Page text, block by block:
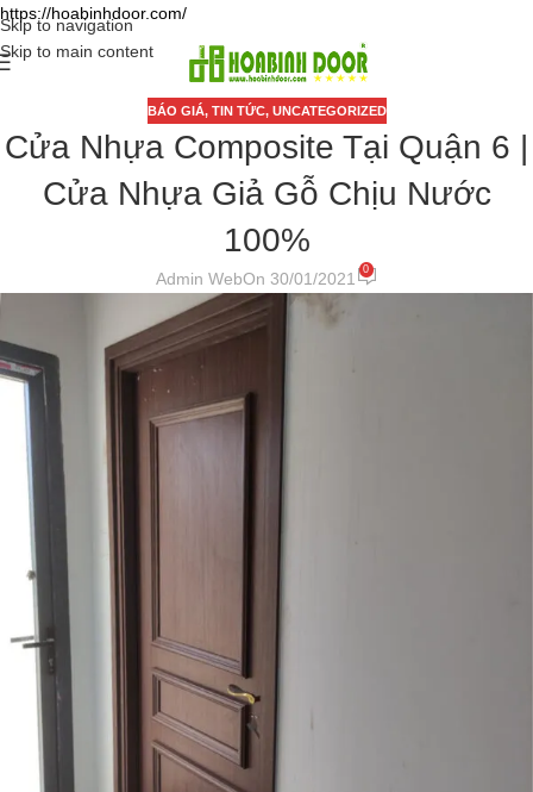
https://hoabinhdoor.com/
Skip to navigation
Skip to main content
BÁO GIÁ, TIN TỨC, UNCATEGORIZED
Cửa Nhựa Composite Tại Quận 6 |
Cửa Nhựa Giả Gỗ Chịu Nước
100%
Admin WebOn 30/01/2021 0